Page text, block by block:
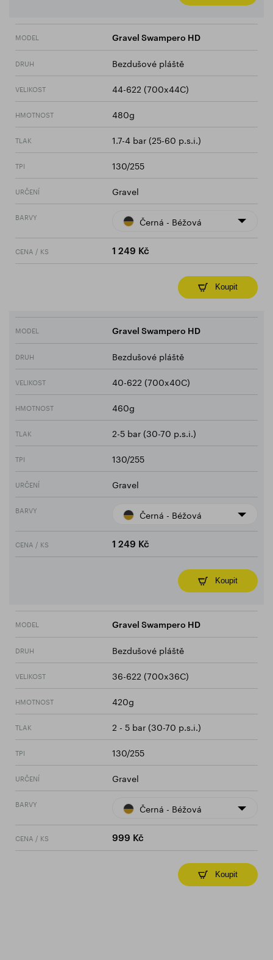
MODEL Gravel Swampero HD
DRUH Bezdušové pláště
VELIKOST 44-622 (700x44C)
HMOTNOST 480g
TLAK 1.7-4 bar (25-60 p.s.i.)
TPI 130/255
URČENÍ Gravel
BARVY Černá - Béžová
CENA / KS 1 249 Kč
Koupit
MODEL Gravel Swampero HD
DRUH Bezdušové pláště
VELIKOST 40-622 (700x40C)
HMOTNOST 460g
TLAK 2-5 bar (30-70 p.s.i.)
TPI 130/255
URČENÍ Gravel
BARVY Černá - Béžová
CENA / KS 1 249 Kč
Koupit
MODEL Gravel Swampero HD
DRUH Bezdušové pláště
VELIKOST 36-622 (700x36C)
HMOTNOST 420g
TLAK 2 - 5 bar (30-70 p.s.i.)
TPI 130/255
URČENÍ Gravel
BARVY Černá - Béžová
CENA / KS 999 Kč
Koupit